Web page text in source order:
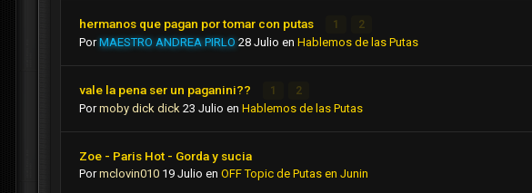
hermanos que pagan por tomar con putas 1 2
PorMAESTRO ANDREA PIRLO 28 Julio en Hablemos de las Putas
vale la pena ser un paganini?? 1 2
Pormoby dick dick 23 Julio en Hablemos de las Putas
Zoe - Paris Hot - Gorda y sucia
Pormclovin010 19 Julio en OFF Topic de Putas en Junin